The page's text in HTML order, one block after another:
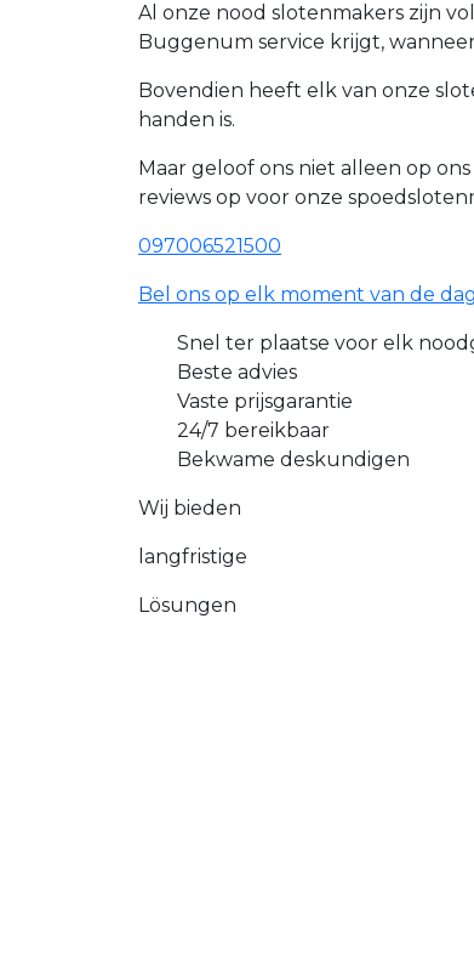
Al onze nood slotenmakers zijn
Buggenum service krijgt,
Bovendien heeft elk van onze
handen is.
Maar geloof ons niet alleen op
reviews op voor onze
097006521500
Bel ons op elk moment van de
Snel ter plaatse voor elk
Beste advies
Vaste prijsgarantie
24/7 bereikbaar
Bekwame deskundigen
Wij bieden
langfristige
Lösungen